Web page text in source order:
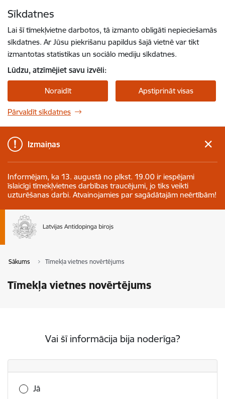
Sīkdatnes
Lai šī tīmekļvietne darbotos, tā izmanto obligāti nepieciešamās
sīkdatnes. Ar Jūsu piekrišanu papildus šajā vietnē var tikt
izmantotas statistikas un sociālo mediju sīkdatnes.
Lūdzu, atzīmējiet savu izvēli:
Noraidīt Apstiprināt visas
Pārvaldīt sīkdatnes
Izmaiņas
Informējam, ka 13. augustā no plkst. 19.00 ir iespējami
īslaicīgi tīmekļvietnes darbības traucējumi, jo tiks veikti
uzturēšanas darbi. Atvainojamies par sagādātajām neērtībām!
Sākums Tīmekļa vietnes novērtējums
Tīmekļa vietnes novērtējums
Vai šī informācija bija noderīga?
Vai šī informācija bija noderīga?
Jā